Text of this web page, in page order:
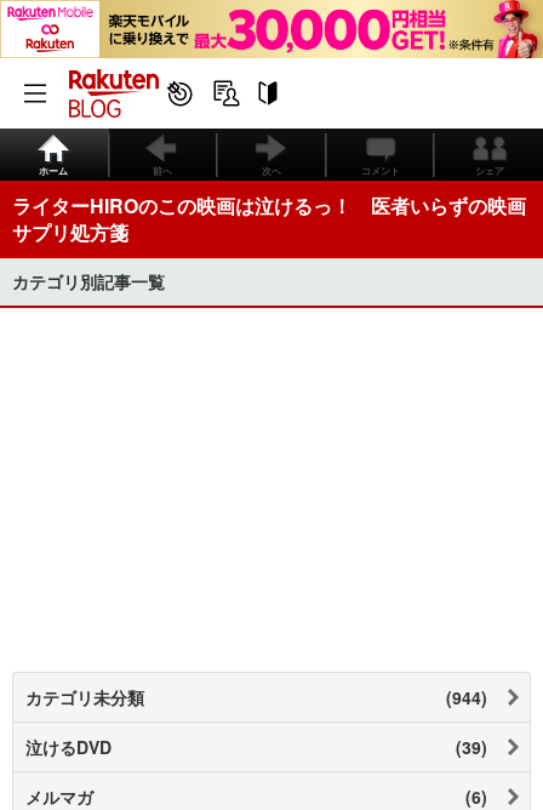
ホーム 前へ 次へ コメント シェア
ライターHIROのこの映画は泣けるっ！ 医者いらずの映画
サプリ処方箋
カテゴリ別記事一覧
カテゴリ未分類 (944)
泣けるDVD (39)
メルマガ (6)